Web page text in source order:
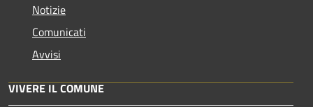
Notizie
Comunicati
Avvisi
VIVERE IL COMUNE